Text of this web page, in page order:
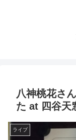
八神桃花さ
た at 四谷天
ライブ